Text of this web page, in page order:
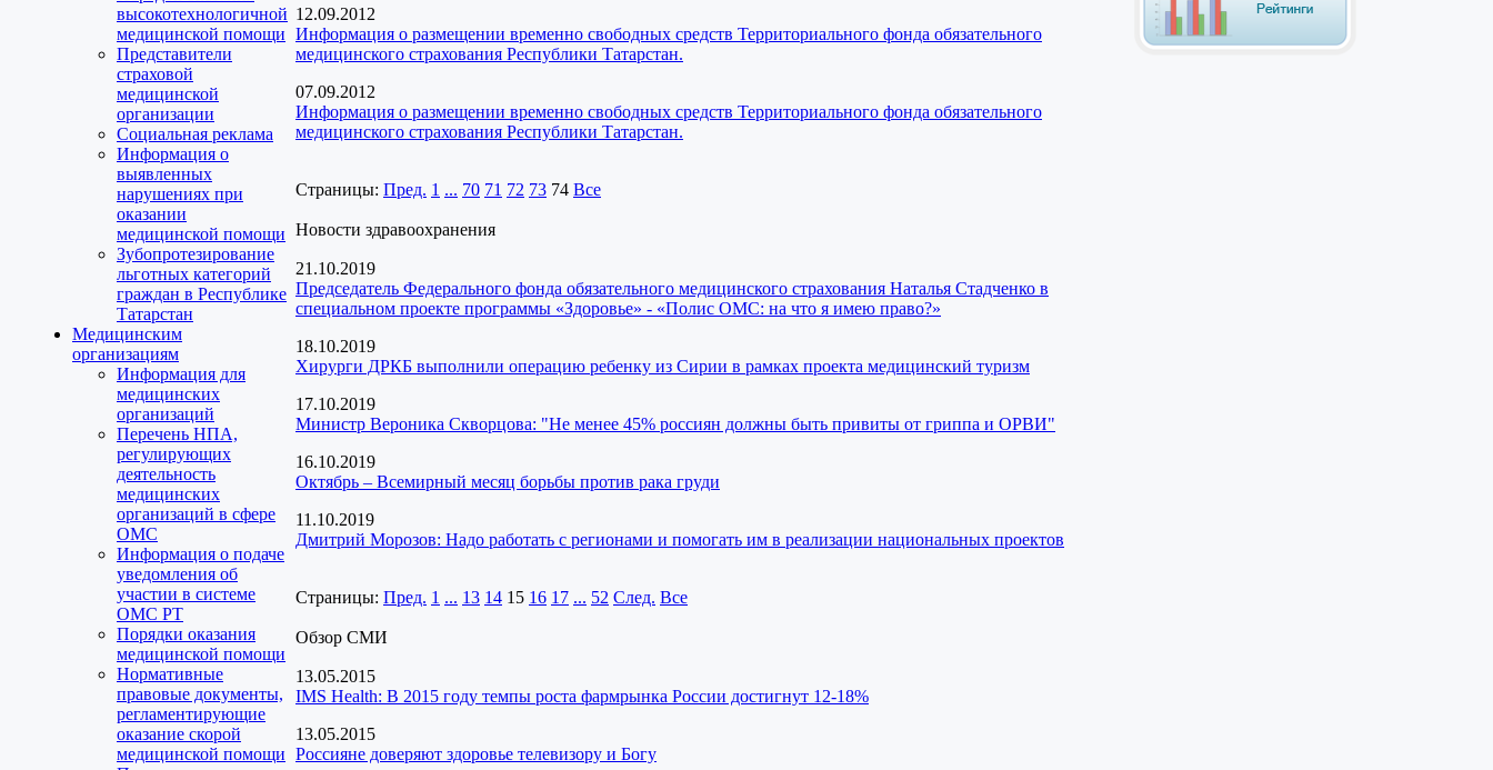
высокотехнологичной
медицинской помощи
Представители
страховой
медицинской
организации
Социальная реклама
Информация о
выявленных
нарушениях при
оказании
медицинской помощи
Зубопротезирование
льготных категорий
граждан в Республике
Татарстан
Медицинским
организациям
Информация для
медицинских
организаций
Перечень НПА,
регулирующих
деятельность
медицинских
организаций в сфере
ОМС
Информация о подаче
уведомления об
участии в системе
ОМС РТ
Порядки оказания
медицинской помощи
Нормативные
правовые документы,
регламентирующие
оказание скорой
медицинской помощи
12.09.2012
Информация о размещении временно свободных средств Территориального фонда обязательного
медицинского страхования Республики Татарстан.
07.09.2012
Информация о размещении временно свободных средств Территориального фонда обязательного
медицинского страхования Республики Татарстан.
Страницы: Пред. 1 ... 70 71 72 73 74 Все
Новости здравоохранения
21.10.2019
Председатель Федерального фонда обязательного медицинского страхования Наталья Стадченко в
специальном проекте программы «Здоровье» - «Полис ОМС: на что я имею право?»
18.10.2019
Хирурги ДРКБ выполнили операцию ребенку из Сирии в рамках проекта медицинский туризм
17.10.2019
Министр Вероника Скворцова: "Не менее 45% россиян должны быть привиты от гриппа и ОРВИ"
16.10.2019
Октябрь – Всемирный месяц борьбы против рака груди
11.10.2019
Дмитрий Морозов: Надо работать с регионами и помогать им в реализации национальных проектов
Страницы: Пред. 1 ... 13 14 15 16 17 ... 52 След. Все
Обзор СМИ
13.05.2015
IMS Health: В 2015 году темпы роста фармрынка России достигнут 12-18%
13.05.2015
Россияне доверяют здоровье телевизору и Богу